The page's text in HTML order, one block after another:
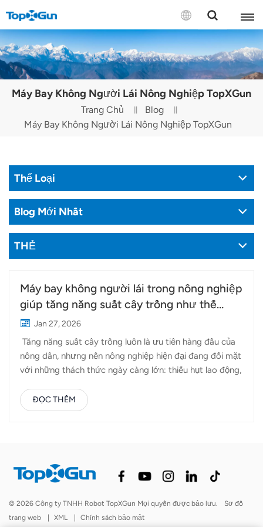
LIÊN HỆ VỚI CHÚNG TÔI
English
Español
Русский
Tiếng Việt
Máy Bay Không Người Lái Nông Nghiệp TopXGun
Trang Chủ
Blog
Máy Bay Không Người Lái Nông Nghiệp TopXGun
Thể Loại
Blog Mới Nhất
THẺ
Máy bay không người lái trong nông nghiệp
giúp tăng năng suất cây trồng như thế
nào?Jan 27, 2026
Tăng năng suất cây trồng luôn là ưu tiên hàng đầu của
nông dân, nhưng nền nông nghiệp hiện đại đang đối mặt
với những thách thức ngày càng lớn: thiếu hụt lao động,
và thời tiết khó lường. Máy bay không người lái nông
nghiệp Chúng đã nổi lên như một công cụ thiết thực để
thống, máy bay không người lái bổ sung cho chúng
bằng cách tăng độ chính xác, tính nhất quán và những
không người lái trong nông nghiệp đóng góp trực tiếp
ĐỌC THÊM
© 2026 Công ty TNHH Robot TopXGun Mọi quyền được bảo lưu.
Sơ đồ
trang web
| XML | Chính sách bảo mật